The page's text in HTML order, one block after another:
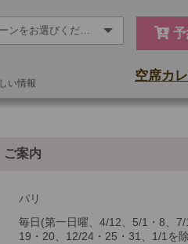
い情報
空席カ
最少催行人数
ツアーコード
ご案内
パリ
毎日(第一日曜、4/12、5/1・8、7/
19・20、12/24・25・31、1/1を